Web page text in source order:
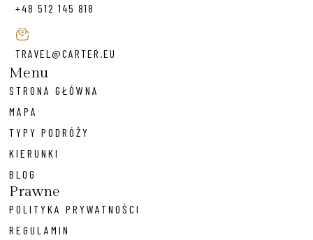
+48 512 145 818
TRAVEL@CARTER.EU
Menu
STRONA GŁÓWNA
MAPA
TYPY PODRÓŻY
KIERUNKI
BLOG
Prawne
POLITYKA PRYWATNOŚCI
REGULAMIN